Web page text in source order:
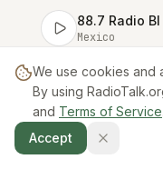
Mexico
Mexico |128 kbps
We use cookies and
By using
and Terms of Service
Accept